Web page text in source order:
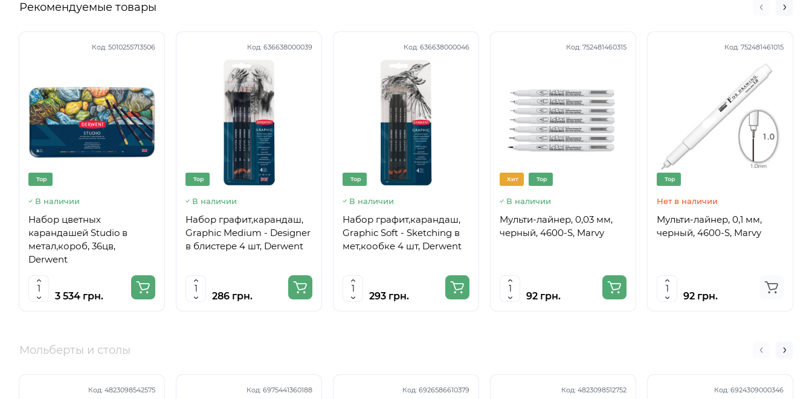
Рекомендуемые товары
Код: 5010255713506
Top
В наличии
Набор цветных
карандашей Studio в
метал,короб, 36цв,
Derwent
3 534 грн.
Код: 636638000039
Top
В наличии
Набор графит,карандаш,
Graphic Medium - Designer
в блистере 4 шт, Derwent
286 грн.
Код: 636638000046
Top
В наличии
Набор графит,карандаш,
Graphic Soft - Sketching в
мет,кообке 4 шт, Derwent
293 грн.
Код: 752481460315
Хит Top
В наличии
Мульти-лайнер, 0,03 мм,
черный, 4600-S, Marvy
92 грн.
Код: 752481461015
Top
Нет в наличии
Мульти-лайнер, 0,1 мм,
черный, 4600-S, Marvy
92 грн.
Мольберты и столы
Код: 4823098542575 Код: 6975441360188 Код: 6926586610379 Код: 4823098512752 Код: 6924309000346